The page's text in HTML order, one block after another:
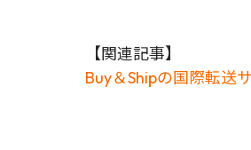
【関連記事】
Buy＆Shipの国際転送